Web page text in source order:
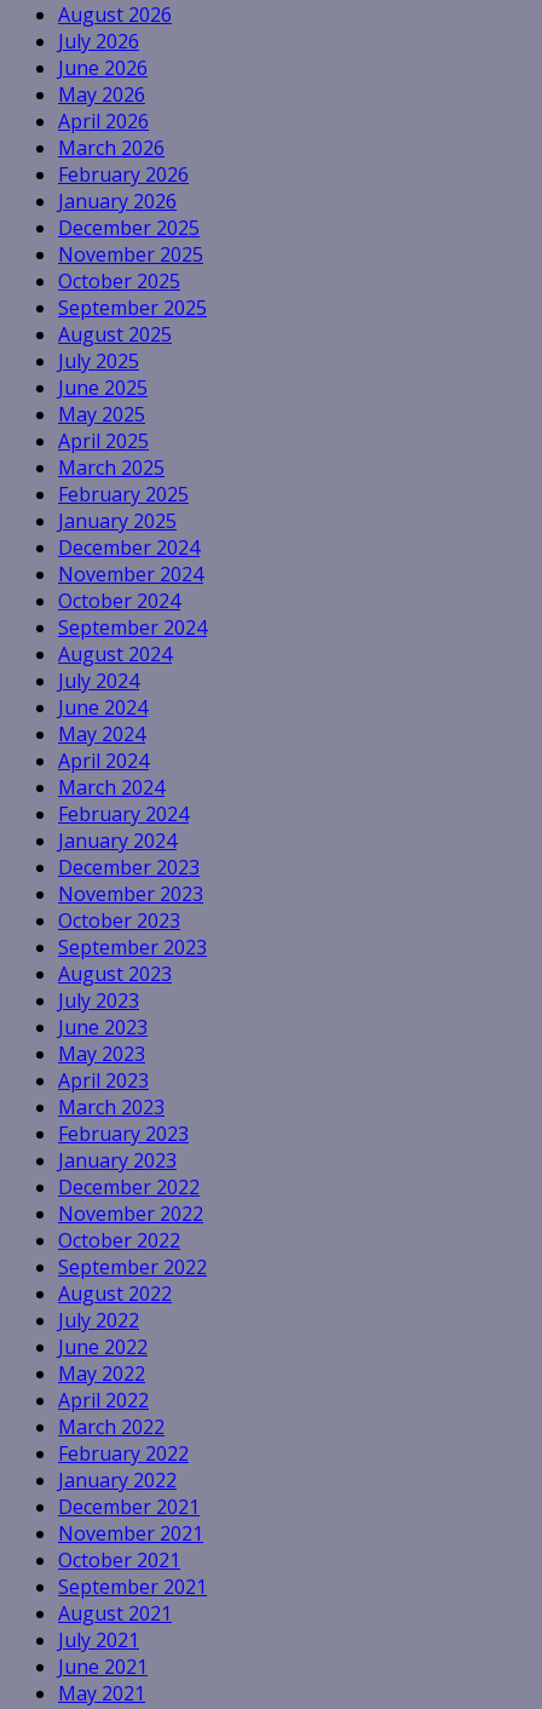
August 2026
July 2026
June 2026
May 2026
April 2026
March 2026
February 2026
January 2026
December 2025
November 2025
October 2025
September 2025
August 2025
July 2025
June 2025
May 2025
April 2025
March 2025
February 2025
January 2025
December 2024
November 2024
October 2024
September 2024
August 2024
July 2024
June 2024
May 2024
April 2024
March 2024
February 2024
January 2024
December 2023
November 2023
October 2023
September 2023
August 2023
July 2023
June 2023
May 2023
April 2023
March 2023
February 2023
January 2023
December 2022
November 2022
October 2022
September 2022
August 2022
July 2022
June 2022
May 2022
April 2022
March 2022
February 2022
January 2022
December 2021
November 2021
October 2021
September 2021
August 2021
July 2021
June 2021
May 2021